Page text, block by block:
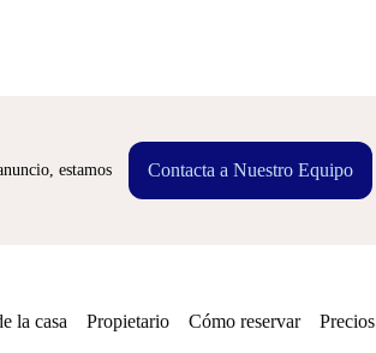
estamos
Contacta a Nuestro Equipo
la casa Propietario Cómo reservar Precios